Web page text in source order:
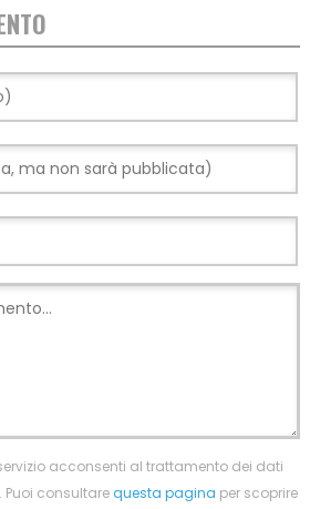
acconsenti al trattamento dei dati
Puoi consultarequesta pagina per scoprire